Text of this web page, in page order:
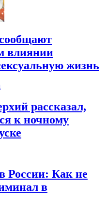
влиянии
жизнь
рассказал,
к ночному
России: Как не
в